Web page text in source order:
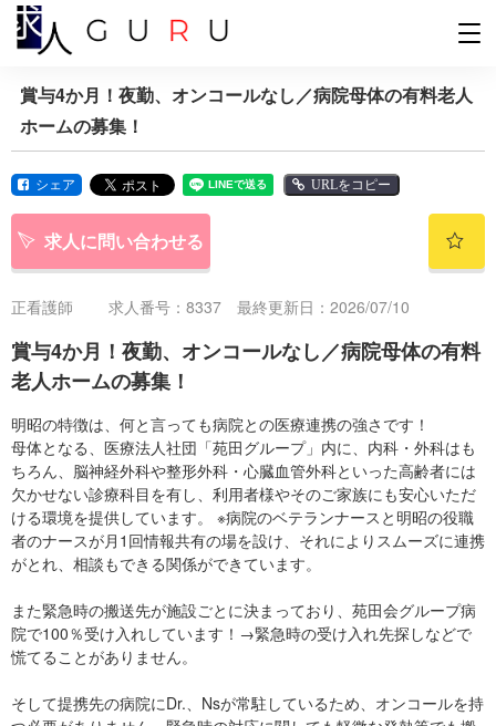
賞与4か月！夜勤、オンコールなし／病院母体の有料老人
ホームの募集！
シェア URLをコピー
求人に問い合わせる
正看護師 求人番号：8337 最終更新日：2026/07/10
賞与4か月！夜勤、オンコールなし／病院母体の有料
老人ホームの募集！
明昭の特徴は、何と言っても病院との医療連携の強さです！
母体となる、医療法人社団「苑田グループ」内に、内科・外科はも
ちろん、脳神経外科や整形外科・心臓血管外科といった高齢者には
欠かせない診療科目を有し、利用者様やそのご家族にも安心いただ
ける環境を提供しています。 ※病院のベテランナースと明昭の役職
者のナースが月1回情報共有の場を設け、それによりスムーズに連携
がとれ、相談もできる関係ができています。
また緊急時の搬送先が施設ごとに決まっており、苑田会グループ病
院で100％受け入れしています！→緊急時の受け入れ先探しなどで
慌てることがありません。
そして提携先の病院にDr.、Nsが常駐しているため、オンコールを持